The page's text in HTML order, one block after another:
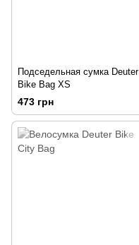
Подседельная сумка Deuter
Bike Bag XS
473 грн